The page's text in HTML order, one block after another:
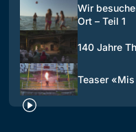
Wir
Ort – Teil 1
140 Jahre
Teaser